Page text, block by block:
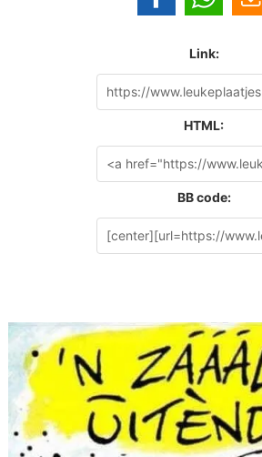
Link:
HTML:
BB code: